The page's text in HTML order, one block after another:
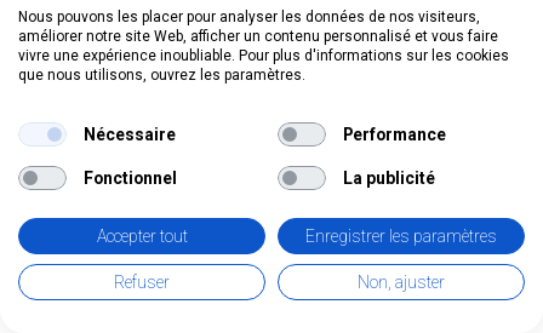
2,90CHF incl. TVA
Date de stock/d'expédition
Date de livraison: 08.08.2026
Afficher tous les articles sur ce sujet: Peppa Pig
Nous pouvons les placer pour analyser les données de nos visiteurs,
améliorer notre site Web, afficher un contenu personnalisé et vous faire
vivre une expérience inoubliable. Pour plus d'informations sur les cookies
que nous utilisons, ouvrez les paramètres.
Nécessaire Performance
Fonctionnel La publicité
Accepter tout Enregistrer les paramètres
Refuser Non, ajuster